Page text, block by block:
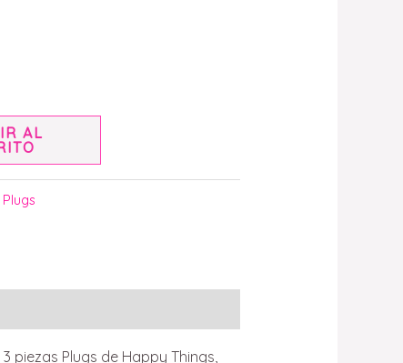
AL
Plugs
piezas Plugs de Happy Things,